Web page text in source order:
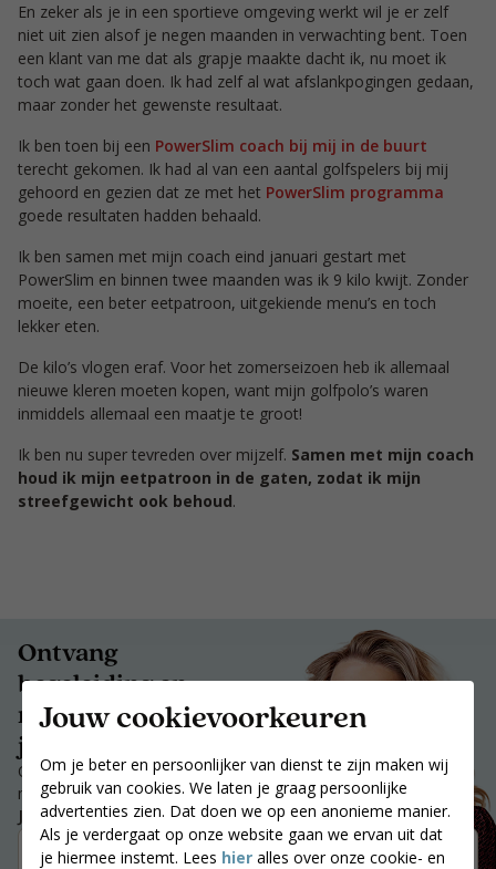
Jouw cookievoorkeuren
Om je beter en persoonlijker van dienst te zijn maken wij
gebruik van cookies. We laten je graag persoonlijke
advertenties zien. Dat doen we op een anonieme manier.
Als je verdergaat op onze website gaan we ervan uit dat
je hiermee instemt. Lees hier alles over onze cookie- en
En zeker als je in een sportieve omgeving werkt wil je er zelf
niet uit zien alsof je negen maanden in verwachting bent. Toen
een klant van me dat als grapje maakte dacht ik, nu moet ik
toch wat gaan doen. Ik had zelf al wat afslankpogingen gedaan,
maar zonder het gewenste resultaat.
Ik ben toen bij een PowerSlim coach bij mij in de buurt
terecht gekomen. Ik had al van een aantal golfspelers bij mij
gehoord en gezien dat ze met het PowerSlim programma
goede resultaten hadden behaald.
Ik ben samen met mijn coach eind januari gestart met
PowerSlim en binnen twee maanden was ik 9 kilo kwijt. Zonder
moeite, een beter eetpatroon, uitgekiende menu’s en toch
lekker eten.
De kilo’s vlogen eraf. Voor het zomerseizoen heb ik allemaal
nieuwe kleren moeten kopen, want mijn golfpolo’s waren
inmiddels allemaal een maatje te groot!
Ik ben nu super tevreden over mijzelf. Samen met mijn coach
houd ik mijn eetpatroon in de gaten, zodat ik mijn
streefgewicht ook behoud.
Ontvang
begeleiding en
motivatie die bij
jou past.
Ontvang begeleiding en
motivatie die bij jou past.
Jouw postcode
Zoek coaches